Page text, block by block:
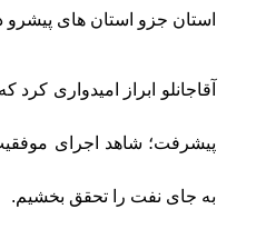
استان جزو استان های
آقاجانلو ابراز امیدواری
پیشرفت؛ شاهد اجرای
به جای نفت را تحقق بخشیم.